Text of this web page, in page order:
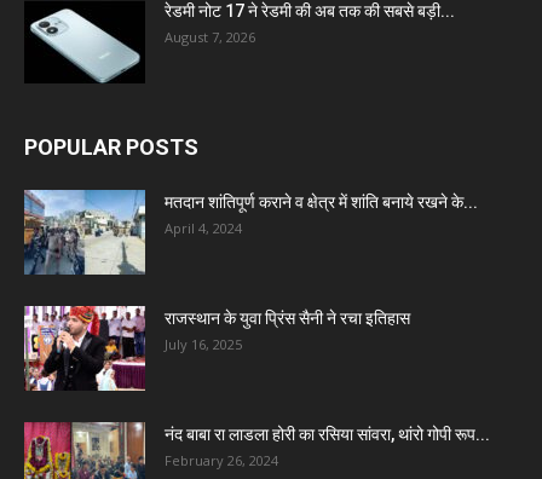
रेडमी नोट 17 ने रेडमी की अब तक की सबसे बड़ी...
August 7, 2026
POPULAR POSTS
मतदान शांतिपूर्ण कराने व क्षेत्र में शांति बनाये रखने के...
April 4, 2024
राजस्थान के युवा प्रिंस सैनी ने रचा इतिहास
July 16, 2025
नंद बाबा रा लाडला होरी का रसिया सांवरा, थांरो गोपी रूप...
February 26, 2024